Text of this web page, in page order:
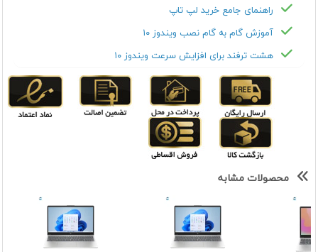
راهنمای جامع خرید لپ تاپ
آموزش گام به گام نصب ویندوز ۱۰
هشت ترفند برای افزایش سرعت ویندوز ۱۰
محصولات مشابه